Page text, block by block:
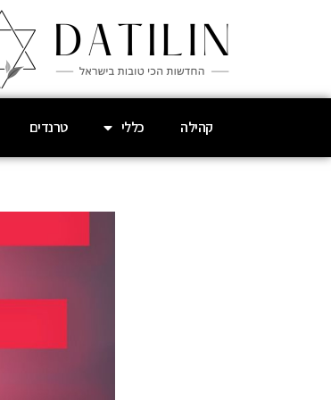
קהילה כללי טרנדים